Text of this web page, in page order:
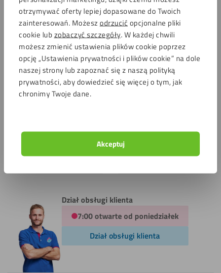
otrzymywać oferty lepiej dopasowane do Twoich
zainteresowań. Możeszodrzucić opcjonalne pliki
cookie lub zobaczyć szczegóły. W każdej chwili
możesz zmienić ustawienia plików cookie poprzez
opcję „Ustawienia prywatności i plików cookie” na dole
naszej strony lub zapoznać się z naszą polityką
prywatności, aby dowiedzieć się więcej o tym, jak
chronimy Twoje dane.
Akceptuj
Plexi 2mm Plexi 3mm
Plexi 4mm Plexi 5mm
Plexi 6mm Plexi 8mm
Dział obsługi klienta
7:00 otwarte od poniedziałek
Dział obsługi klienta